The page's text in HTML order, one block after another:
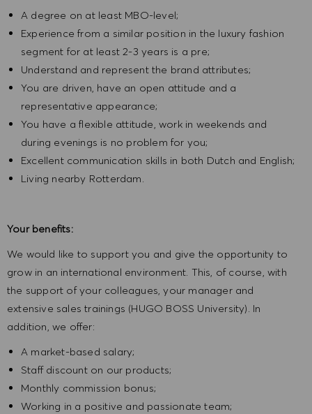
A degree on at least MBO-level;
Experience from a similar position in the luxury fashion
segment for at least 2-3 years is a pre;
Understand and represent the brand attributes;
You are driven, have an open attitude and a
representative appearance;
You have a flexible attitude, work in weekends and
during evenings is no problem for you;
Excellent communication skills in both Dutch and English;
Living nearby Rotterdam.
Your benefits:
We would like to support you and give the opportunity to
grow in an international environment. This, of course, with
the support of your colleagues, your manager and
extensive sales trainings (HUGO BOSS University). In
addition, we offer:
A market-based salary;
Staff discount on our products;
Monthly commission bonus;
Working in a positive and passionate team;